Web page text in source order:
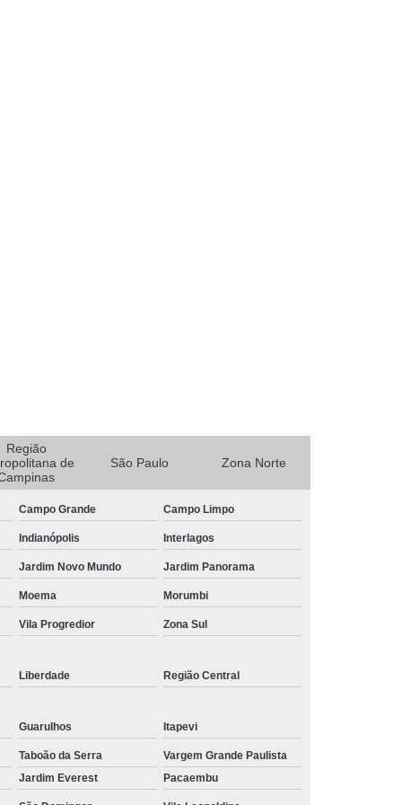
de Alumínio
Curvamento de Tubos para Industria
Chapa Inox
Corte e Dobra de Chapa
Chapa de Aço
Dobra de Chapa
Dobra de Chapa de Aço
de Chapa Inox
Dobra em Chapa de Aço
por Indução
Dobra de Tubo Quadrado
Tubo de Alumínio
Dobra Tubo Galvanizado
Corte Laser
Empresa de Corte
de Corte a Laser Chapa Aço Inox
Região
de
São Paulo Zona Norte
Campo Grande Campo Limpo
Indianópolis Interlagos
Jardim Novo Mundo Jardim Panorama
Moema Morumbi
Vila Progredior Zona Sul
Liberdade Região Central
Guarulhos Itapevi
Taboão da Serra
Vargem Grande Paulista
Jardim Everest Pacaembu